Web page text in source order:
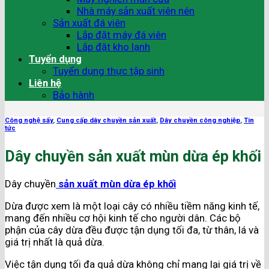
Nhà máy sản xuất viên nén
Sản xuất đá viên
Lắp đặt máy đá viên
Lắp đặt kho lạnh
Tuyển dụng
Tuyển dụng thực tập sinh
Liên hệ
Bảo hành
Công nghệ sấy, Cung cấp dây chuyền sản xuất, Dây chuyền công nghiệp, Tin
tức
Dây chuyền sản xuất mùn dừa ép khối
Dây chuyền sản xuất mùn dừa ép khối
Dừa được xem là một loại cây có nhiều tiềm năng kinh tế,
mang đến nhiều cơ hội kinh tế cho người dân. Các bộ
phận của cây dừa đều được tận dụng tối đa, từ thân, lá và
giá trị nhất là quả dừa.
Việc tận dụng tối đa quả dừa không chỉ mang lại giá trị về